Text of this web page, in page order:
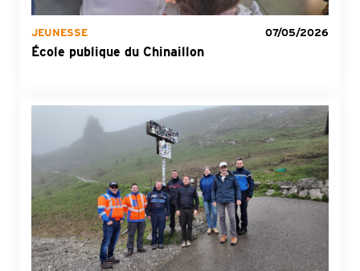
JEUNESSE 07/05/2026
École publique du Chinaillon